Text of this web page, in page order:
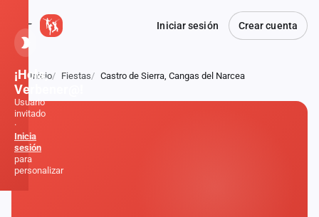
Iniciar sesión Crear cuenta
Atrás
Inicio Fiestas Castro de Sierra, Cangas del Narcea
¡Hola,
Verbener@!
Usuario
invitado
·
Inicia
sesión
para
personalizar